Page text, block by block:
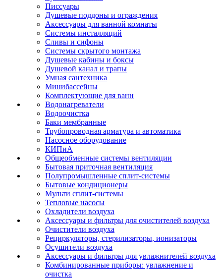
Писсуары
Душевые поддоны и ограждения
Аксессуары для ванной комнаты
Системы инсталляций
Сливы и сифоны
Системы скрытого монтажа
Душевые кабины и боксы
Душевой канал и трапы
Умная сантехника
Минибассейны
Комплектующие для ванн
Водонагреватели
Водоочистка
Баки мембранные
Трубопроводная арматура и автоматика
Насосное оборудование
КИПиА
Общеобменные системы вентиляции
Бытовая приточная вентиляция
Полупромышленные сплит-системы
Бытовые кондиционеры
Мульти сплит-системы
Тепловые насосы
Охладители воздуха
Аксессуары и фильтры для очистителей воздуха
Очистители воздуха
Рециркуляторы, стерилизаторы, ионизаторы
Осушители воздуха
Аксессуары и фильтры для увлажнителей воздуха
Комбинированные приборы: увлажнение и
очистка